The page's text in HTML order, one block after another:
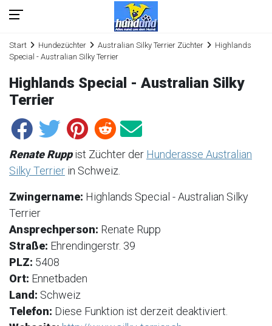
Start Hundezüchter Australian Silky Terrier Züchter
Highlands
Special - Australian Silky Terrier
Highlands Special - Australian Silky
Terrier
Renate Ruppist Züchter der Hunderasse Australian
Silky Terrier in Schweiz.
Zwingername: Highlands Special - Australian Silky
Terrier
Ansprechperson: Renate Rupp
Straße: Ehrendingerstr. 39
PLZ: 5408
Ort: Ennetbaden
Land: Schweiz
Telefon: Diese Funktion ist derzeit deaktiviert.